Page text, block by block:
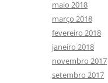
maio 2018
março 2018
fevereiro 2018
janeiro 2018
novembro 2017
setembro 2017